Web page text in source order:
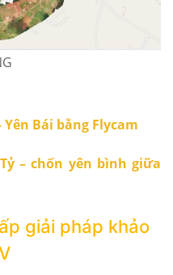
Bái bằng Flycam
– chốn yên bình giữa
giải pháp khảo